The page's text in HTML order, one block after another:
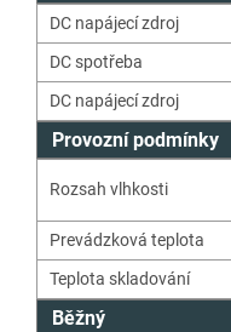
DC napájecí zdroj
DC spotřeba
DC napájecí zdroj
Provozní podmínky
Rozsah vlhkosti
Prevádzková teplota
Teplota skladování
Běžný